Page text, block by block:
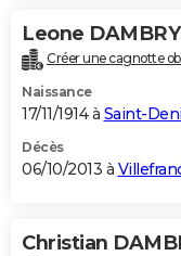
Leone DAMBRY
Créer une cagnotte
Naissance
17/11/1914 à Saint-
Décès
06/10/2013 à
Christian